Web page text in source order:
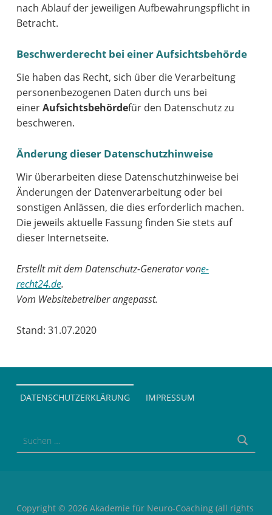
nach Ablauf der jeweiligen Aufbewahrungspflicht in
Betracht.
Beschwerderecht bei einer Aufsichtsbehörde
Sie haben das Recht, sich über die Verarbeitung
personenbezogenen Daten durch uns bei
einerAufsichtsbehördefür den Datenschutz zu
beschweren.
Änderung dieser Datenschutzhinweise
Wir überarbeiten diese Datenschutzhinweise bei
Änderungen der Datenverarbeitung oder bei
sonstigen Anlässen, die dies erforderlich machen.
Die jeweils aktuelle Fassung finden Sie stets auf
dieser Internetseite.
Erstellt mit dem Datenschutz-Generator vone-
recht24.de.
Vom Websitebetreiber angepasst.
Stand: 31.07.2020
DATENSCHUTZERKLÄRUNG IMPRESSUM
Copyright © 2026 Akademie für Neuro-Coaching (all rights